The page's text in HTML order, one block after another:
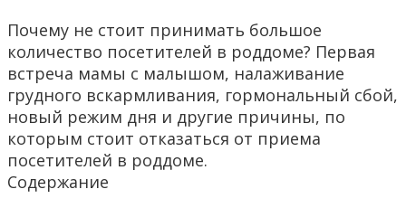
Почему не стоит принимать большое
количество посетителей в роддоме? Первая
встреча мамы с малышом, налаживание
грудного вскармливания, гормональный сбой,
новый режим дня и другие причины, по
которым стоит отказаться от приема
посетителей в роддоме.
Содержание